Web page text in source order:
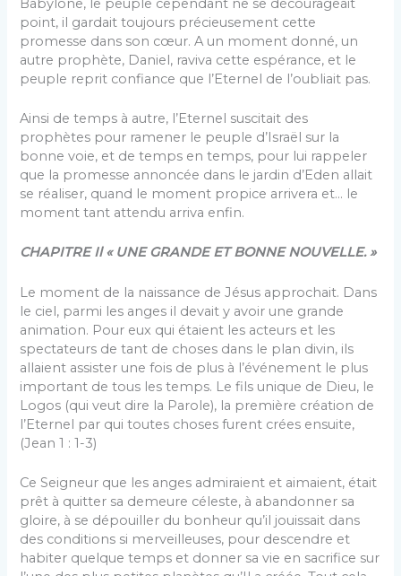
Babylone, le peuple cependant ne se décourageait
point, il gardait toujours précieusement cette
promesse dans son cœur. A un moment donné, un
autre prophète, Daniel, raviva cette espérance, et le
peuple reprit confiance que l’Eternel de l’oubliait pas.
Ainsi de temps à autre, l’Eternel suscitait des
prophètes pour ramener le peuple d’Israël sur la
bonne voie, et de temps en temps, pour lui rappeler
que la promesse annoncée dans le jardin d’Eden allait
se réaliser, quand le moment propice arrivera et… le
moment tant attendu arriva enfin.
CHAPITRE Il « UNE GRANDE ET BONNE NOUVELLE. »
Le moment de la naissance de Jésus approchait. Dans
le ciel, parmi les anges il devait y avoir une grande
animation. Pour eux qui étaient les acteurs et les
spectateurs de tant de choses dans le plan divin, ils
allaient assister une fois de plus à l’événement le plus
important de tous les temps. Le fils unique de Dieu, le
Logos (qui veut dire la Parole), la première création de
l’Eternel par qui toutes choses furent crées ensuite,
(Jean 1 : 1-3)
Ce Seigneur que les anges admiraient et aimaient, était
prêt à quitter sa demeure céleste, à abandonner sa
gloire, à se dépouiller du bonheur qu’il jouissait dans
des conditions si merveilleuses, pour descendre et
habiter quelque temps et donner sa vie en sacrifice sur